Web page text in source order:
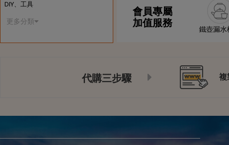
DIY、工具
更多分類
會員專屬
加值服務
鐵壺漏水
代購三步驟 複